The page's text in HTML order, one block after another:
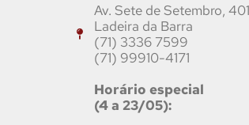
Av. Sete de Setembro,
Ladeira da Barra
(71) 3336 7599
(71) 99910-4171
Horário especial
(4 a 23/05):